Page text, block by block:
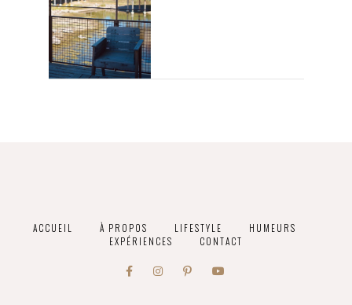
ACCUEIL À PROPOS LIFESTYLE
HUMEURS
EXPÉRIENCES
CONTACT